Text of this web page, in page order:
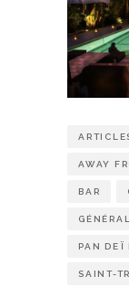
AWAY
BAR
PAN DEÏ
SAINT-